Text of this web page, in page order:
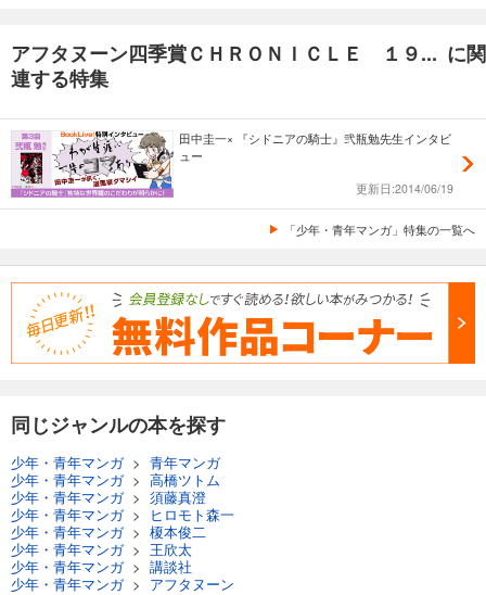
アフタヌーン四季賞ＣＨＲＯＮＩＣＬＥ １９... に関
連する特集
田中圭一× 『シドニアの騎士』弐瓶勉先生インタビ
ュー
更新日:2014/06/19
「少年・青年マンガ」特集の一覧へ
同じジャンルの本を探す
少年・青年マンガ> 青年マンガ
少年・青年マンガ> 高橋ツトム
少年・青年マンガ> 須藤真澄
少年・青年マンガ>
ヒロモト森一
少年・青年マンガ> 榎本俊二
少年・青年マンガ> 王欣太
少年・青年マンガ> 講談社
少年・青年マンガ> アフタヌーン